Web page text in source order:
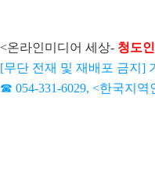
<온라인미디어 세상- 청도
[무단 전재 및 재배포 금지]
☎ 054-331-6029, <한국지